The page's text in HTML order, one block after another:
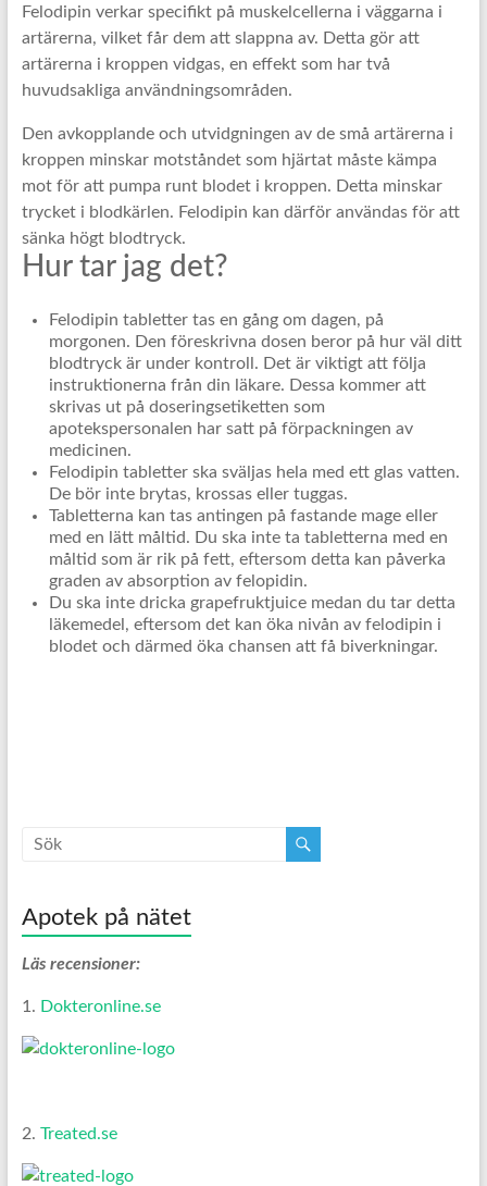
Felodipin verkar specifikt på muskelcellerna i väggarna i
artärerna, vilket får dem att slappna av. Detta gör att
artärerna i kroppen vidgas, en effekt som har två
huvudsakliga användningsområden.
Den avkopplande och utvidgningen av de små artärerna i
kroppen minskar motståndet som hjärtat måste kämpa
mot för att pumpa runt blodet i kroppen. Detta minskar
trycket i blodkärlen. Felodipin kan därför användas för att
sänka högt blodtryck.
Hur tar jag det?
Felodipin tabletter tas en gång om dagen, på
morgonen. Den föreskrivna dosen beror på hur väl ditt
blodtryck är under kontroll. Det är viktigt att följa
instruktionerna från din läkare. Dessa kommer att
skrivas ut på doseringsetiketten som
apotekspersonalen har satt på förpackningen av
medicinen.
Felodipin tabletter ska sväljas hela med ett glas vatten.
De bör inte brytas, krossas eller tuggas.
Tabletterna kan tas antingen på fastande mage eller
med en lätt måltid. Du ska inte ta tabletterna med en
måltid som är rik på fett, eftersom detta kan påverka
graden av absorption av felopidin.
Du ska inte dricka grapefruktjuice medan du tar detta
läkemedel, eftersom det kan öka nivån av felodipin i
blodet och därmed öka chansen att få biverkningar.
Apotek på nätet
Läs recensioner:
1. Dokteronline.se
2. Treated.se